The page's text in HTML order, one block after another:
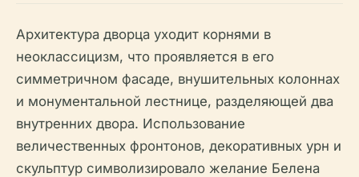
Архитектура дворца уходит корнями в
неоклассицизм, что проявляется в его
симметричном фасаде, внушительных колоннах
и монументальной лестнице, разделяющей два
внутренних двора. Использование
величественных фронтонов, декоративных урн и
скульптур символизировало желание Белена